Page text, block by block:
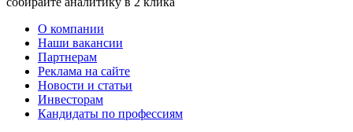
О компании
Наши вакансии
Партнерам
Реклама на сайте
Новости и статьи
Инвесторам
Кандидаты по профессиям